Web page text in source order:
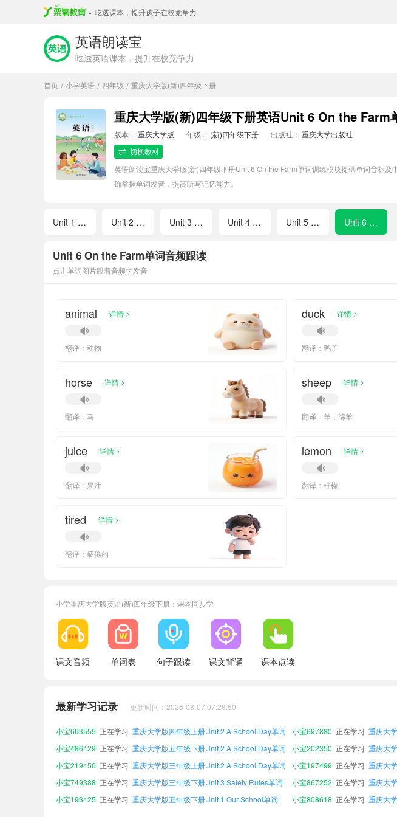
- 吃透课本，提升孩子在校竞争力
英语朗读宝
吃透英语课本，提升在校竞争力
首页 / 小学英语 / 四年级 / 重庆大学版(新)四年级下册
重庆大学版(新)四年级下册英语Unit 6 On the Farm
版本： 重庆大学版 年级： (新)四年级下册 出版社： 重庆大学出版社
切换教材
英语朗读宝重庆大学版(新)四年级下册Unit 6 On the Farm单词训练模块提供单词音标
确掌握单词发音，提高听写记忆能力。
Unit 1 Our School Unit 2 A School Day Unit 3 Safety Rules Unit 4 Our Holidays Unit 5 Weather and Us Unit 6 On the Farm
Unit 6 On the Farm单词音频跟读
点击单词图片跟着音频学发音
animal 详情 >
翻译：动物
duck 详情 >
翻译：鸭子
horse 详情 >
翻译：马
sheep 详情 >
翻译：羊；绵羊
juice 详情 >
翻译：果汁
lemon 详情 >
翻译：柠檬
tired 详情 >
翻译：疲倦的
小学重庆大学版英语(新)四年级下册：课本同步学
课文音频 单词表 句子跟读 课文背诵 课本点读
最新学习记录 更新时间：2026-08-07 07:28:50
小宝495886 正在学习 重庆大学版三年级下册Unit 6 On the Farm单词
小宝663555 正在学习 重庆大学版四年级上册Unit 2 A School Day单词 小宝697880 正在学习 重庆大
小宝486429 正在学习 重庆大学版五年级下册Unit 2 A School Day单词 小宝202350 正在学习 重庆大
小宝219450 正在学习 重庆大学版三年级上册Unit 2 A School Day单词 小宝197499 正在学习 重庆大
小宝749388 正在学习 重庆大学版三年级下册Unit 3 Safety Rules单词 小宝867252 正在学习 重庆大
小宝193425 正在学习 重庆大学版五年级下册Unit 1 Our School单词 小宝808618 正在学习 重庆大